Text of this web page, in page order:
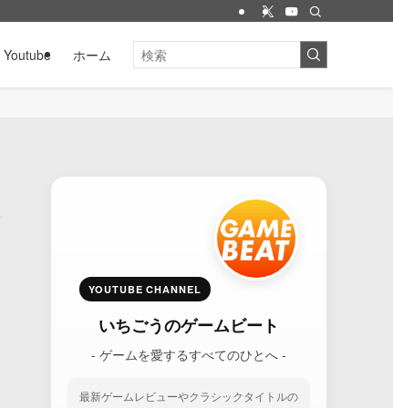
Youtube ホーム
YOUTUBE CHANNEL
いちごうのゲームビート
- ゲームを愛するすべてのひとへ -
最新ゲームレビューやクラシックタイトルの